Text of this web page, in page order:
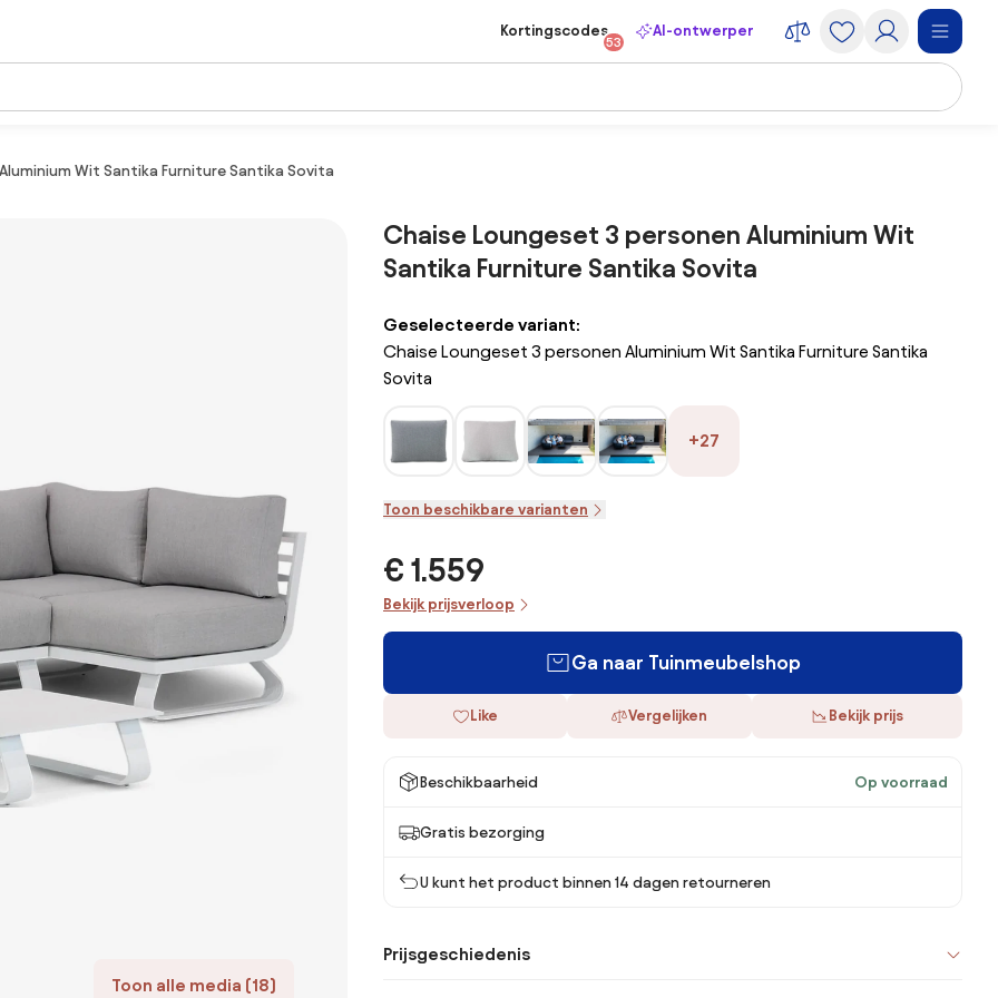
Kortingscodes
53
AI-ontwerper
Wit Santika Furniture Santika Sovita
Toon alle media (18)
Chaise Loungeset 3 personen Aluminium Wit
Santika Furniture Santika Sovita
Geselecteerde variant:
Chaise Loungeset 3 personen Aluminium Wit Santika Furniture Santika
Sovita
+27
Toon beschikbare varianten
€ 1.559
Bekijk prijsverloop
Ga naar Tuinmeubelshop
Like Vergelijken Bekijk prijs
Beschikbaarheid Op voorraad
Gratis bezorging
U kunt het product binnen 14 dagen retourneren
Prijsgeschiedenis